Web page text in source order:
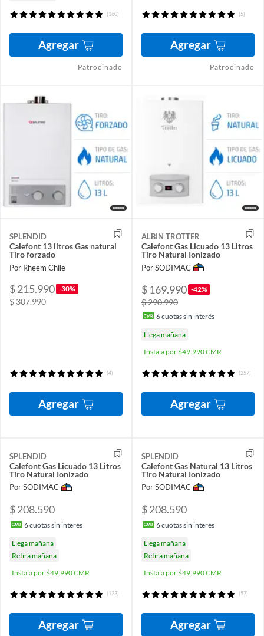
(160)
Agregar
Patrocinado
(5)
Agregar
Patrocinado
SPLENDID
Calefont 13 litros Gas natural
Tiro forzado
Por Rheem Chile
$ 215.990 -30%
$ 307.990
(4)
Agregar
ALBIN TROTTER
Calefont Gas Licuado 13 Litros
Tiro Natural Ionizado
Por SODIMAC
$ 169.990 -42%
$ 290.990
6cuotas sin interés
Llega mañana
Instala por $49.990 CMR
(257)
Agregar
SPLENDID
Calefont Gas Licuado 13 Litros
Tiro Natural Ionizado
Por SODIMAC
$ 208.590
6cuotas sin interés
Llega mañana
Retira mañana
Instala por $49.990 CMR
(123)
Agregar
SPLENDID
Calefont Gas Natural 13 Litros
Tiro Natural Ionizado
Por SODIMAC
$ 208.590
6cuotas sin interés
Llega mañana
Retira mañana
Instala por $49.990 CMR
(57)
Agregar